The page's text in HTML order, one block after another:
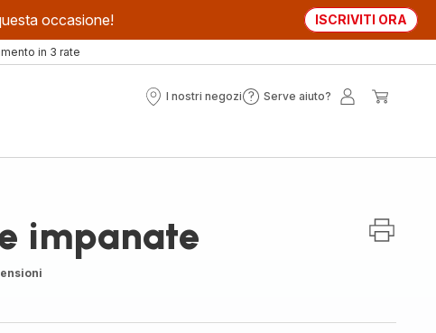
occasione! ISCRIVITI ORA
in 3 rate
I nostri negozi
I
Serve aiuto?
Serve
impanate